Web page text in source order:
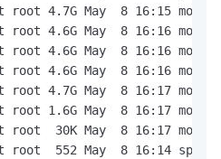
4.7G May  8 16:15 model-
4.6G May  8 16:16 model-
4.6G May  8 16:16 model-
4.6G May  8 16:16 model-
4.7G May  8 16:17 model-
1.6G May  8 16:17 model-
30K May  8 16:17
552 May  8 16:14